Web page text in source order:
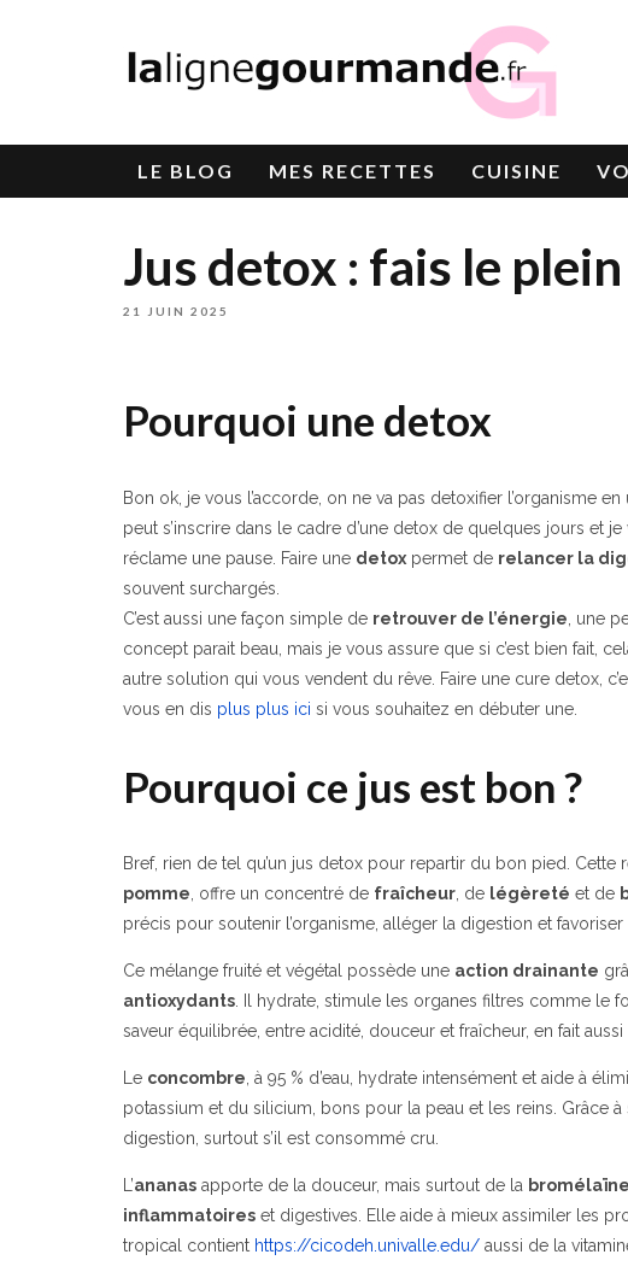
LE BLOG MES RECETTES CUISINE
Jus detox : fais le plein
21 JUIN 2025
Pourquoi une detox
Bon ok, je vous l’accorde, on ne va pas detoxifier l’organisme
peut s’inscrire dans le cadre d’une detox de quelques jours et
réclame une pause. Faire une detox permet de relancer la
souvent surchargés.
C’est aussi une façon simple de retrouver de l’énergie , une
concept parait beau, mais je vous assure que si c’est bien fait,
autre solution qui vous vendent du rêve. Faire une cure detox,
vous en dis plus plus ici si vous souhaitez en débuter une.
Pourquoi ce jus est bon ?
Bref, rien de tel qu’un jus detox pour repartir du bon pied. Cette
pomme , offre un concentré de fraîcheur , de légèreté et de
précis pour soutenir l’organisme, alléger la digestion et favoriser
Ce mélange fruité et végétal possède une action drainante
antioxydants . Il hydrate, stimule les organes filtres comme le
saveur équilibrée, entre acidité, douceur et fraîcheur, en fait
Le concombre , à 95 % d’eau, hydrate intensément et aide à
potassium et du silicium, bons pour la peau et les reins. Grâce
digestion, surtout s’il est consommé cru.
L’ananas apporte de la douceur, mais surtout de la bromélaïne
inflammatoires et digestives. Elle aide à mieux assimiler les
tropical contient https://cicodeh.univalle.edu/ aussi de la